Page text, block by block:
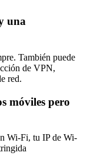
una
También puede
de VPN,
red.
móviles pero
Wi-Fi, tu IP de Wi-